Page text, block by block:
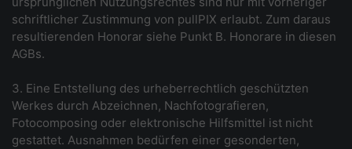
schriftlicher Zustimmung von pullPIX erlaubt. Zum daraus
resultierenden Honorar siehe Punkt B. Honorare in diesen
AGBs.
3. Eine Entstellung des urheberrechtlich geschützten
Werkes durch Abzeichnen, Nachfotografieren,
Fotocomposing oder elektronische Hilfsmittel ist nicht
gestattet. Ausnahmen bedürfen einer gesonderten,